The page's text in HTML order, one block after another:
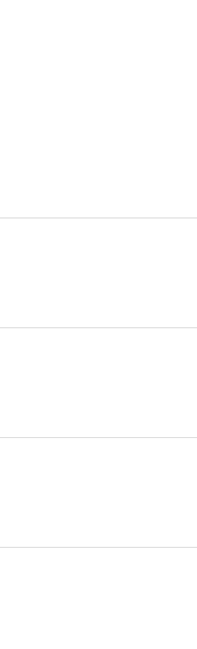
琼）。疲劳：注意
等症状，立即就医
瘙痒、呼吸困难等